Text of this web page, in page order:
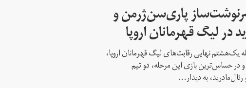
پاری‌سن‌ژرمن و
در لیگ قهرمانان اروپا
یک‌هشتم نهایی رقابت‌های لیگ قهرمانان اروپا،
و در حساس‌ترین بازی این مرحله، دو تیم
به دیدار...